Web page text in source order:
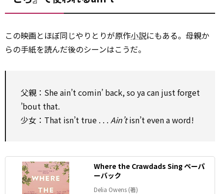
この映画とほぼ同じやりとりが原作小説にもある。母親か
らの手紙を読んだ後のシーンはこうだ。
父親：She ain’t comin’ back, so ya can just forget
’bout that.
少女：That isn’t true . . . Ain’tisn’t even a word!
Where the Crawdads Sing ペーパ
ーバック
Delia Owens (著)